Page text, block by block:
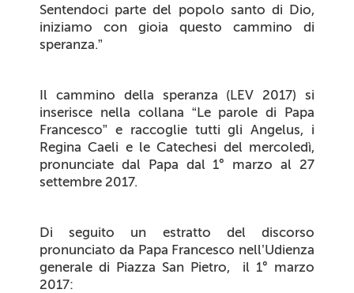
Sentendoci parte del popolo santo di Dio,
iniziamo con gioia questo cammino di
speranza.”
Il cammino della speranza (LEV 2017) si
inserisce nella collana “Le parole di Papa
Francesco” e raccoglie tutti gli Angelus, i
Regina Caeli e le Catechesi del mercoledì,
pronunciate dal Papa dal 1° marzo al 27
settembre 2017.
Di seguito un estratto del discorso
pronunciato da Papa Francesco nell’Udienza
generale di Piazza San Pietro,
il 1° marzo
2017: